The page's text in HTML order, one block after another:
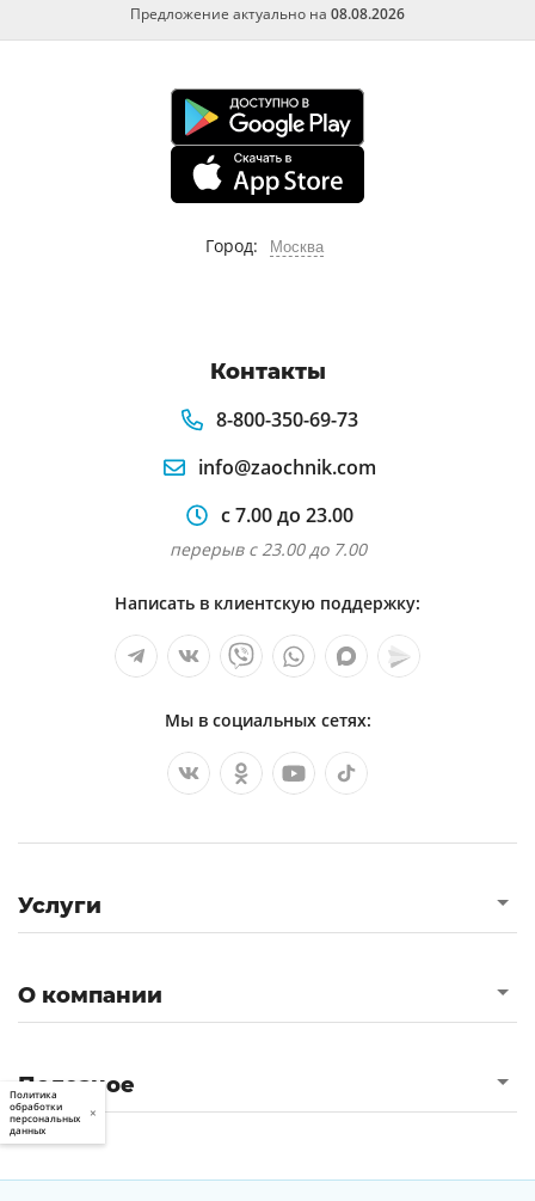
Предложение актуально на 08.08.2026
Город: Москва
Контакты
8-800-350-69-73
info@zaochnik.com
с 7.00 до 23.00
перерыв с 23.00 до 7.00
Написать в клиентскую поддержку:
Мы в социальных сетях:
Услуги
О компании
Полезное
Политика
обработки
персональных
данных
×